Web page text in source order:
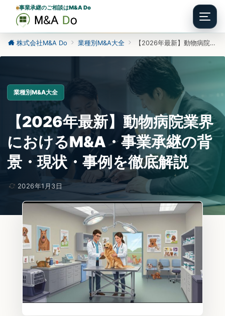
Menu
事業承継のご相談はM&A Do
株式会社M&A Do 業種別M&A大全 【2026年最新】動物病院業界におけるM&A・事業承継の背景・現状・事例を徹底解説
業種別M&A大全
【2026年最新】動物病院業界
におけるM&A・事業承継の背
景・現状・事例を徹底解説
2026年1月3日